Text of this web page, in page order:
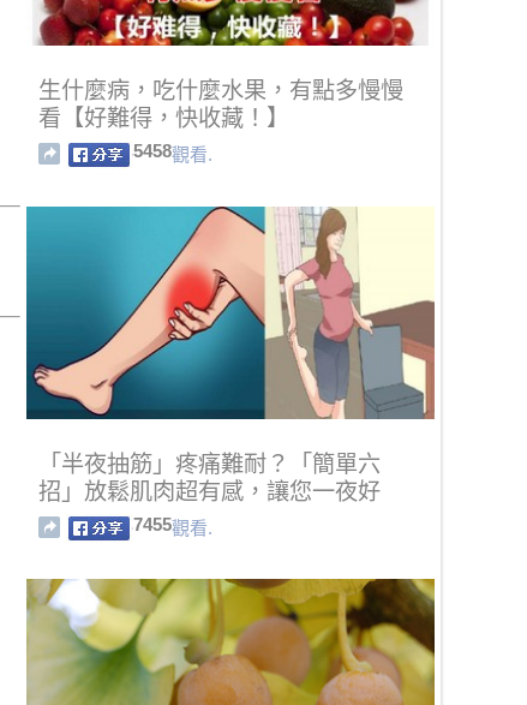
生什麼病，吃什麼水果，有點多慢慢
看【好難得，快收藏！】
5458觀看.
「半夜抽筋」疼痛難耐？「簡單六
招」放鬆肌肉超有感，讓您一夜好
眠！
7455觀看.